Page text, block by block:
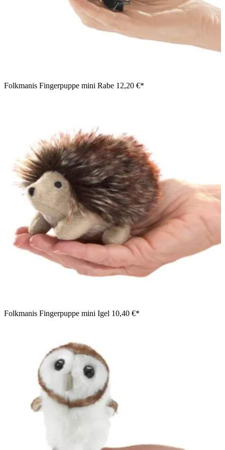
Folkmanis Fingerpuppe mini Rabe 12,20 €*
Folkmanis Fingerpuppe mini Igel 10,40 €*